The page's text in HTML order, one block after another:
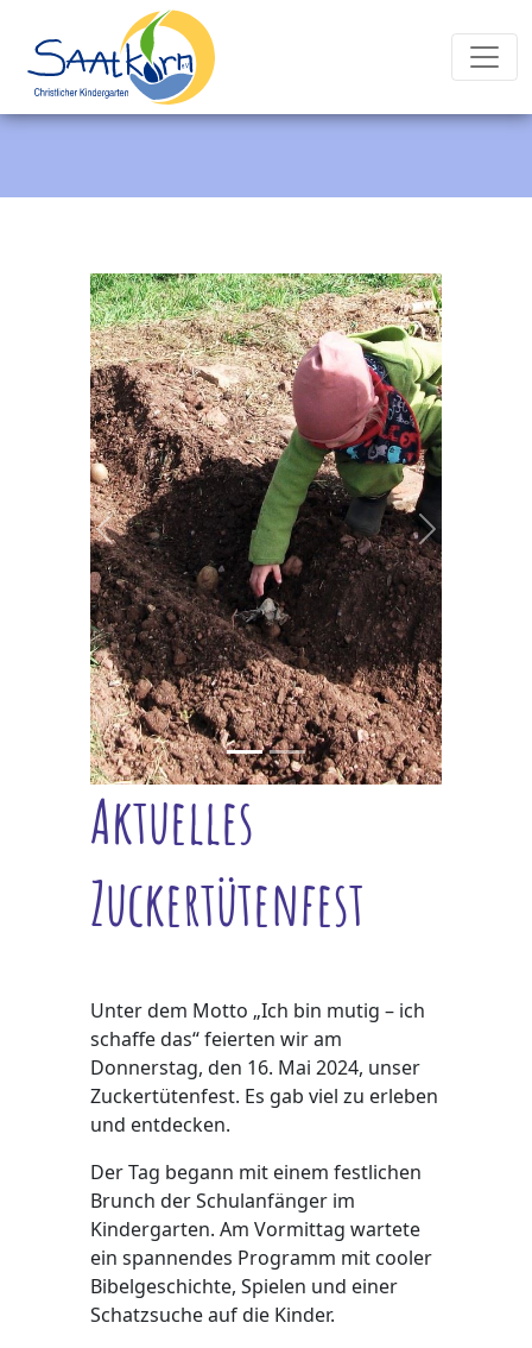
vorheriges nächstes
Aktuelles
Zuckertütenfest
Unter dem Motto „Ich bin mutig – ich
schaffe das“ feierten wir am
Donnerstag, den 16. Mai 2024, unser
Zuckertütenfest. Es gab viel zu erleben
und entdecken.
Der Tag begann mit einem festlichen
Brunch der Schulanfänger im
Kindergarten. Am Vormittag wartete
ein spannendes Programm mit cooler
Bibelgeschichte, Spielen und einer
Schatzsuche auf die Kinder.